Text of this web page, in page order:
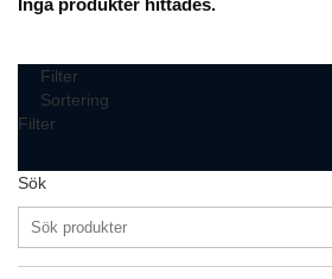
Inga produkter hittades.
Filter
Sortering
Filter
Sök